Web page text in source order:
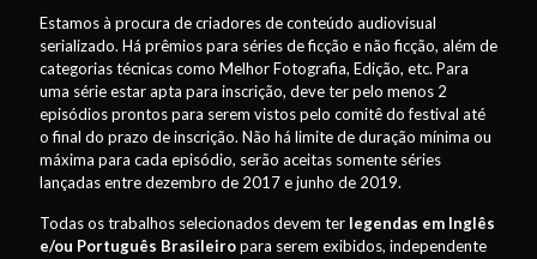
Estamos à procura de criadores de conteúdo audiovisual
serializado. Há prêmios para séries de ficção e não ficção, além de
categorias técnicas como Melhor Fotografia, Edição, etc. Para
uma série estar apta para inscrição, deve ter pelo menos 2
episódios prontos para serem vistos pelo comitê do festival até
o final do prazo de inscrição. Não há limite de duração mínima ou
máxima para cada episódio, serão aceitas somente séries
lançadas entre dezembro de 2017 e junho de 2019.
Todas os trabalhos selecionados devem ter legendas em Inglês
e/ou Português Brasileiropara serem exibidos, independente